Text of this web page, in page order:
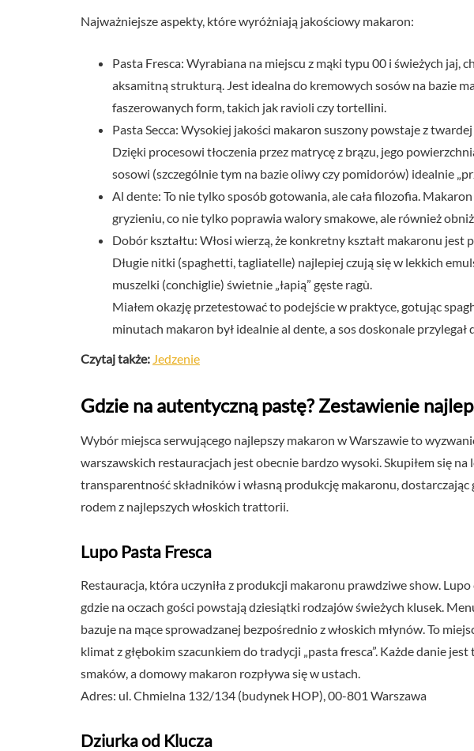
Najważniejsze aspekty, które wyróżniają jakościowy makaron:
Pasta Fresca: Wyrabiana na miejscu z mąki typu 00 i świeżych jaj,
aksamitną strukturą. Jest idealna do kremowych sosów na bazie
faszerowanych form, takich jak ravioli czy tortellini.
Pasta Secca: Wysokiej jakości makaron suszony powstaje z
Dzięki procesowi tłoczenia przez matrycę z brązu, jego
sosowi (szczególnie tym na bazie oliwy czy pomidorów) idealnie
Al dente: To nie tylko sposób gotowania, ale cała filozofia.
gryzieniu, co nie tylko poprawia walory smakowe, ale również
Dobór kształtu: Włosi wierzą, że konkretny kształt makaronu jest
Długie nitki (spaghetti, tagliatelle) najlepiej czują się w lekkich
muszelki (conchiglie) świetnie „łapią” gęste ragù.
Miałem okazję przetestować to podejście w praktyce, gotując
minutach makaron był idealnie al dente, a sos doskonale przylegał
Czytaj także: Jedzenie
Gdzie na autentyczną pastę? Zestawienie
Wybór miejsca serwującego najlepszy makaron w Warszawie to
warszawskich restauracjach jest obecnie bardzo wysoki. Skupiłem się
transparentność składników i własną produkcję makaronu,
rodem z najlepszych włoskich trattorii.
Lupo Pasta Fresca
Restauracja, która uczyniła z produkcji makaronu prawdziwe show. Lupo
gdzie na oczach gości powstają dziesiątki rodzajów świeżych klusek.
bazuje na mące sprowadzanej bezpośrednio z włoskich młynów. To
klimat z głębokim szacunkiem do tradycji „pasta fresca”. Każde danie
smaków, a domowy makaron rozpływa się w ustach.
Adres: ul. Chmielna 132/134 (budynek HOP), 00-801 Warszawa
Dziurka od Klucza